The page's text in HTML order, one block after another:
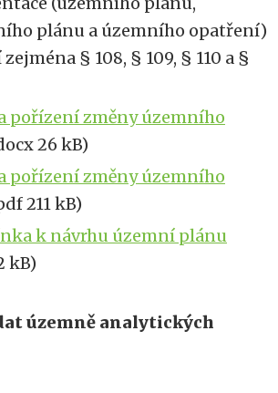
plánu a územního opatření)
§ 108, § 109, § 110 a §
pořízení změny územního
26 kB)
pořízení změny územního
211 kB)
k návrhu územní plánu
kB)
územně analytických